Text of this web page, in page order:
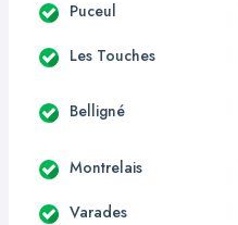
Puceul
Les Touches
Belligné
Montrelais
Varades